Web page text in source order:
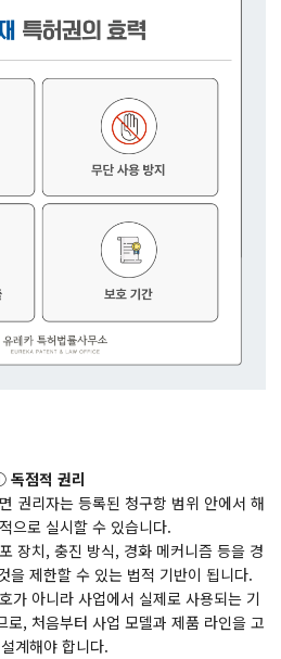
독점적 권리
권리자는 등록된 청구항 범위 안에서 해
으로 실시할 수 있습니다.
장치, 충진 방식, 경화 메커니즘 등을 경
을 제한할 수 있는 법적 기반이 됩니다.
가 아니라 사업에서 실제로 사용되는 기
로, 처음부터 사업 모델과 제품 라인을 고
계해야 합니다.